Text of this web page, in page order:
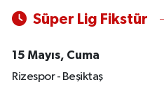
Süper Lig Fikstür
15 Mayıs, Cuma
Rizespor - Beşiktaş